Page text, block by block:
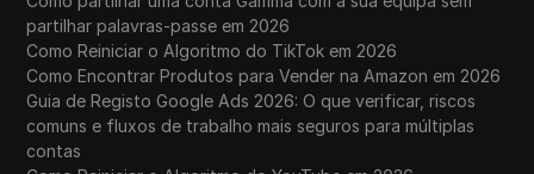
partilhar palavras-passe em 2026
Como Reiniciar o Algoritmo do TikTok em 2026
Como Encontrar Produtos para Vender na Amazon em 2026
Guia de Registo Google Ads 2026: O que verificar, riscos
comuns e fluxos de trabalho mais seguros para múltiplas
contas